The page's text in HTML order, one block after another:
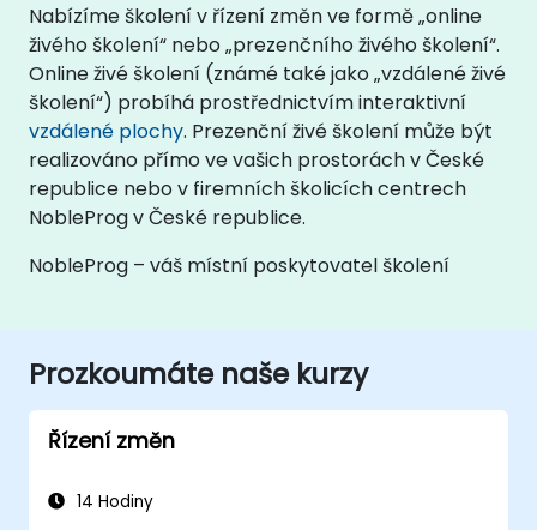
Nabízíme školení v řízení změn ve formě „online
živého školení“ nebo „prezenčního živého školení“.
Online živé školení (známé také jako „vzdálené živé
školení“) probíhá prostřednictvím interaktivní
vzdálené plochy. Prezenční živé školení může být
realizováno přímo ve vašich prostorách v České
republice nebo v firemních školicích centrech
NobleProg v České republice.
NobleProg – váš místní poskytovatel školení
Prozkoumáte naše kurzy
Řízení změn
14 Hodiny